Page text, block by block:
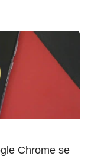
Chrome se